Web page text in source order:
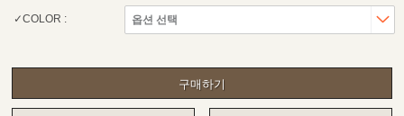
COLOR :
구매하기